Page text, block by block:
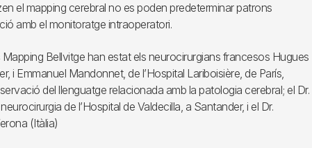
el mapping cerebral no es poden predeterminar patrons
amb el monitoratge intraoperatori.
Bellvitge han estat els neurocirurgians francesos Hugues
i Emmanuel Mandonnet, de l’Hospital Lariboisière, de París,
del llenguatge relacionada amb la patologia cerebral; el Dr.
de l’Hospital de Valdecilla, a Santander, i el Dr.
(Itàlia)